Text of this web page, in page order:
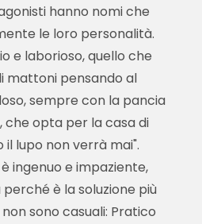
hanno nomi che
le loro personalità.
e laborioso, quello che
mattoni pensando al
sempre con la pancia
che opta per la casa di
lupo non verrà mai".
ingenuo e impaziente,
è la soluzione più
sono casuali: Pratico